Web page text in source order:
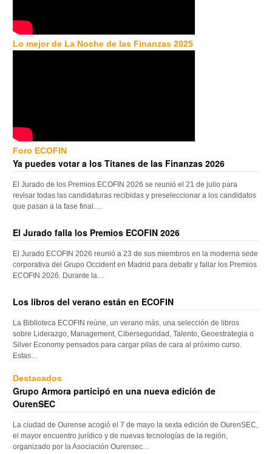
Lo mejor de La Noche de las Finanzas 2025
Foro ECOFIN
Ya puedes votar a los Titanes de las Finanzas 2026
El Jurado de los Premios ECOFIN 2026 se reunió el 21 de julio para
revisar todas las candidaturas recibidas y preseleccionar a los candidatos
que pasan a la fase final….
El Jurado falla los Premios ECOFIN 2026
El Jurado ECOFIN 2026 reunió a 23 de sus miembros en la moderna sede
corporativa del Grupo Occident en Madrid para debatir y fallar los Premios
ECOFIN 2026. Durante la…
Los libros del verano están en ECOFIN
La Biblioteca ECOFIN reúne, un verano más, una selección de libros
sobre Liderazgo, Management, Ciberseguridad, Talento, Geoestrategia o
Silver Economy pensados para cargar pilas de cara al próximo curso.
Estas…
Destacados
Grupo Armora participó en una nueva edición de
OurenSEC
La ciudad de Ourense acogió el 7 de mayo la sexta edición de OurenSEC,
el mayor encuentro jurídico y de nuevas tecnologías de la región,
organizado por la Asociación Ourensec…